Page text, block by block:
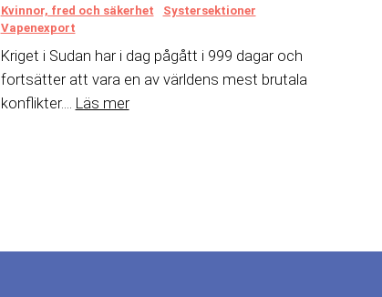
Kvinnor, fred och säkerhet
Systersektioner
Vapenexport
Kriget i Sudan har i dag pågått i 999 dagar och
fortsätter att vara en av världens mest brutala
konflikter.... Läs mer